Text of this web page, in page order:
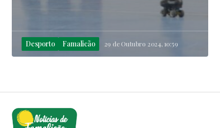
Desporto Famalicão 29 de Outubro 2024, 10:59